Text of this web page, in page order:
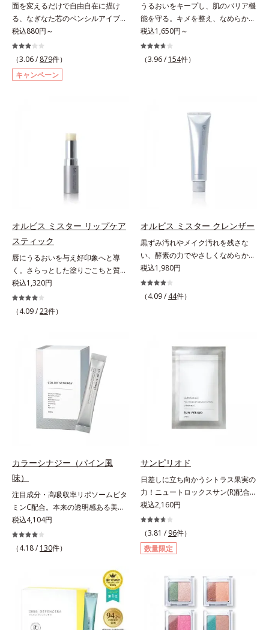
配合。そして、従来から配合してい
る美白(*1)有効成分「トラネキサム
酸」を配合しました。さらに、シリ
ーズ共通の美容成分「GLルートブ
ースター(*9)」を配合することで、
肌のふっくら感や透明感を叶えま
なたのエイジングケアを応援しま
ミ・ソバカスを防ぐ（ウォッシュを
除く）*2 オルビス内スキンケアシ
手入れのこと*4 うるおいによる
乾燥による*7 保湿成分*8 ロニ
セラカエルレア果汁、ノバラエキス
配合＝うるおいを与えハリと透明感
に満ちた肌へ導く保湿成分*9 メマ
ツヨイグサ抽出液、スイカズラエキ
ス配合＝角層のすみずみまで水分・
油分を保ち、ハリ・ツヤを与える保
湿成分*10 気持ちのこと
を叶えます。はじめはピタッと密着
するテクスチャーは、肌になじむご
とにもっちり質感に、最後はなめら
かな水膜へと3変化。普段の保湿液
をこのジェルにおきかえて塗って眠
*2 美白（メラニンの生成を抑え、
シミ・ソバカスを防ぐ）と保湿のこ
ミ・ソバカスを防ぐ美白有効成分を
組み合わせた複合成分*4 グリチル
BEAUTY夏祭りは、こちら
面を変えるだけで自由自在に描け
る、なぎなた芯のペンシルアイブロ
ー。角度を変えるだけで自由自在に
描けるペンシルアイブローです。な
ぎなた芯だから、接地面を変えるだ
けで太い線から細い線まで、テクニ
ックいらずで簡単に。スムースライ
ので、毛流れを整えたり、色をなじ
活躍。これ1本で完成度の高い、ふ
んわり眉に仕上がります。※中身を
ています。* ダイマージリノール酸
イソステアリル/フィトステリル）
配合＝感触向上成分
税込880円～
（3.06 / 879件）
キャンペーン
うるおいをキープし、肌のバリア機
能を守る。キメを整え、なめらかな
肌にするニキビ対策保湿液。「ニキ
ビをくり返してしまう」「毛穴目立
ちが気になる」「マスク生活であご
にWでアプローチする、薬用ニキビ
対策スキンケアシリーズです。5種
の和漢植物由来成分とコラーゲンが
きにくい肌を目指します。さらにビ
タミンC誘導体をはじめとした5種
ョットカプセル」を配合。カプセル
が浸透してから成分を放出する特殊
技術によって、高い浸透力(*2)と安
定性を実現。毛穴の目立ちをしっか
りケア(*3)して、ゆらぎやすいニキ
ビ肌を、みずみずしい清潔な垢抜け
肌(*4)へと導きます。たっぷりの保
然ビタミンE、イノシット、フィチ
ン酸、ユズセラミド、スフィンゴ糖
洗浄による汚れの除去*5 すべての
方に皮膚刺激がおきないというわけ
ではありません※敏感肌対象パッチ
ん）※弱酸性
税込1,650円～
（3.96 / 154件）
オルビス ミスター リップケア
スティック
唇にうるおいを与え好印象へと導
く。さらっとした塗りごこちと質感
で自然で好印象な口元に。さらっと
した軽やかな塗りごこちでありなが
らも、唇にうるおいを与える「モイ
リームはべたつくから苦手」という
リップクリームに苦手意識を感じる
方でも使用しやすい設計に。ツヤを
抑えた質感で、自然で好印象な口元
へと導きます。3種の植物性保湿成
分を組み合わせた「MULTI-３※」
を配合。さらに、ミツロウ、ヒアル
ロン酸、コラーゲン配合で、唇にう
ス、ビワ葉エキス、カミツレ花エキ
ス：唇にうるおいを与える保湿成分
税込1,320円
（4.09 /23件）
オルビス ミスター クレンザー
黒ずみ汚れやメイク汚れを残さな
い、酵素の力でやさしくなめらかに
洗い上げるW洗顔不要のスペシャル
クレンザー。過剰な皮脂とその皮脂
汚れが詰まって発生する黒ずみ汚れ
酸 LP(*1)」を配合し、毛穴の黒ずみ
毛穴の汚れをしっかり洗い流す期待
感が高まる黒と、優しく肌に吸い付
くようなとろけ感のジェル状テクス
っかり洗い流し、洗いあがりはつる
んとした肌に。泡立て不要であわた
だしい朝も疲れて帰ってきた夜も手
軽にご使用いただけます。*1 リパ
ーゼ、リンゴ酸*2 イソステアリル
アスコルビルリン酸２Na、プラン
クトンエキス、ハス花エキス、乳酸
桿菌/セイヨウナシ果汁発酵液、ア
⇒ 保湿液※洗顔料と置き換えてご
使用いただけます。※週2～3回のス
ペシャル洗顔としてのご使用をおす
すめいたしますが、クレンジング料
税込1,980円
（4.09 / 44件）
カラーシナジー（パイン風
味）
注目成分・高吸収率リポソームビタ
ミンC配合。本来の透明感ある美し
さを目指す美容サプリメント。みん
なが目指す美しさのゴールは、透明
感でした。注目成分リポソームビタ
す美容サプリメントです。美容に嬉
しい効果を持つビタミンCには、口
から摂取しても吸収されにくく、多
くが体外に排出されるというデメリ
ットが。そんなデメリットを払拭す
税込4,104円
（4.18 / 130件）
サンピリオド
日差しに立ち向かうシトラス果実の
力！ニュートロックスサン(R)配合の
インナーケア(*)。果実の力で日差し
に立ち向かうインナーケア(*)です。
強い紫外線が降り注ぐ南スペイン産
のシトラスとローズマリーから抽出
した話題の成分、「ニュートロック
究を重ねており、多くの国で実績の
ある夏のケア成分です。さらに夏の
ケアで有名なPLエキスと、欠かせな
い美容成分ビタミンCもプラス。独
税込2,160円
（3.81 / 96件）
数量限定